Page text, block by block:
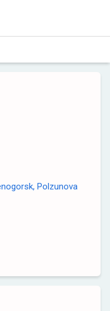
Polzunova